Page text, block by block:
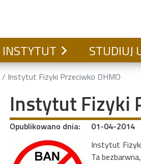
INSTYTUT STUDIUJ
Instytut Fizyki Przeciwko DHMO
Instytut Fizyki
Opublikowano dnia:
01-04-2014
Instytut
Ta